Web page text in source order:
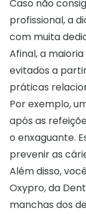
Caso não
profissional, a
com muita
Afinal, a
evitados a
práticas
Por exemplo,
após as
o enxaguante.
prevenir as
Além disso,
Oxypro, da
manchas dos